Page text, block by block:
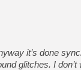
Deux inédits du
Le beat'em up The
Endless Legend 2 :
it’s done
glitches. I don’t